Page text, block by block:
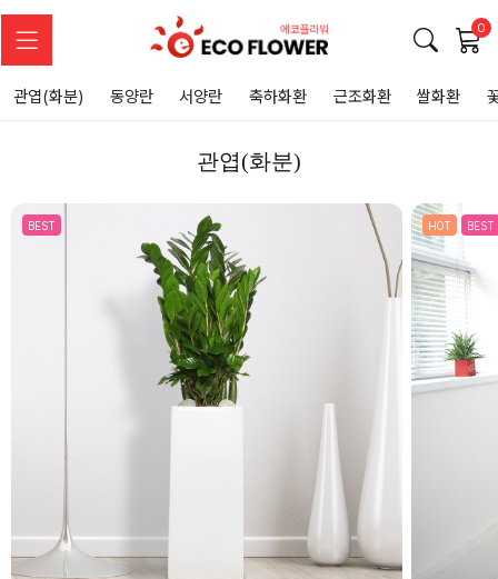
0
관엽(화분) 동양란 서양란 축하화환 근조화환 쌀화환
관엽(화분)
BEST HOT BEST